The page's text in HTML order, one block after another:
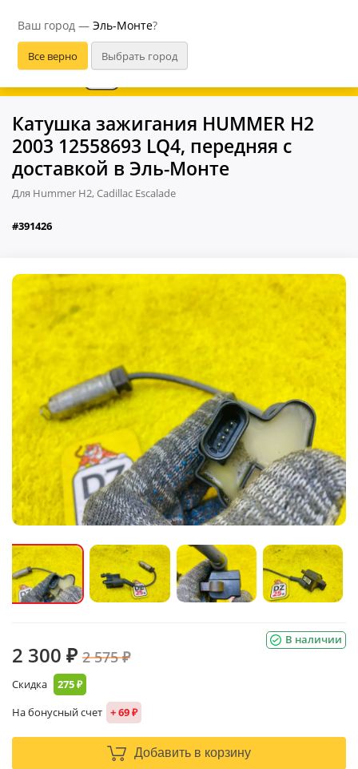
Ваш город — Эль-Монте?
В приложении удобнее
Катушка зажигания HUMMER H2
2003 12558693 LQ4, передняя с
доставкой в Эль-Монте
Для Hummer H2, Cadillac Escalade
#391426
В наличии
2 300 ₽ 2 575 ₽
Скидка 275 ₽
На бонусный счет + 69 ₽
Добавить в корзину